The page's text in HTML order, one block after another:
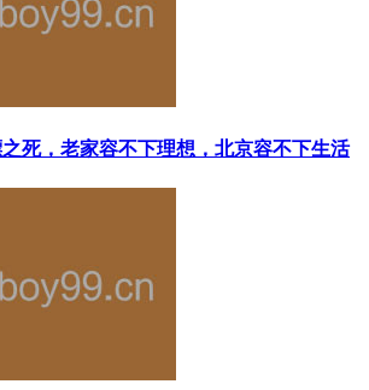
死，老家容不下理想，北京容不下生活